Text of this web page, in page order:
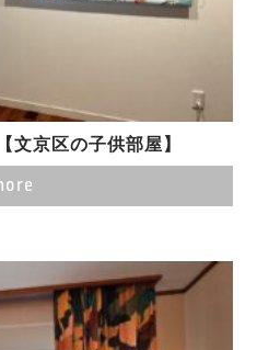
文京区の子供部屋】